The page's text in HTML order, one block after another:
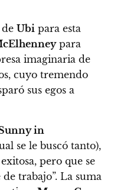
Ubi para esta
para
imaginaria de
cuyo tremendo
sus egos a
in
se le buscó tanto),
pero que se
trabajo”. La suma